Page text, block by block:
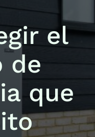
el
de
que